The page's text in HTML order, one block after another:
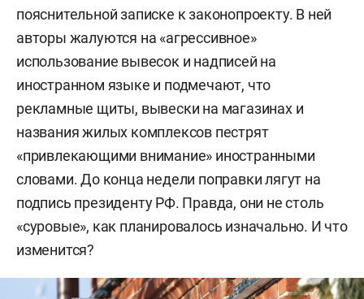
пояснительной записке к законопроекту. В ней
авторы жалуются на «агрессивное»
использование вывесок и надписей на
иностранном языке и подмечают, что
рекламные щиты, вывески на магазинах и
названия жилых комплексов пестрят
«привлекающими внимание» иностранными
словами. До конца недели поправки лягут на
подпись президенту РФ. Правда, они не столь
«суровые», как планировалось изначально. И что
изменится?